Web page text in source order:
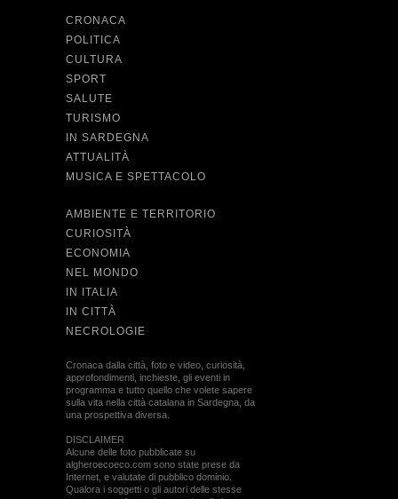
CRONACA
POLITICA
CULTURA
SPORT
SALUTE
TURISMO
IN SARDEGNA
ATTUALITÀ
MUSICA E SPETTACOLO
AMBIENTE E TERRITORIO
CURIOSITÀ
ECONOMIA
NEL MONDO
IN ITALIA
IN CITTÀ
NECROLOGIE
Cronaca dalla città, foto e video, curiosità,
approfondimenti, inchieste, gli eventi in
programma e tutto quello che volete sapere
sulla vita nella città catalana in Sardegna, da
una prospettiva diversa.
DISCLAIMER
Alcune delle foto pubblicate su
algheroecoeco.com sono state prese da
Internet, e valutate di pubblico dominio.
Qualora i soggetti o gli autori delle stesse